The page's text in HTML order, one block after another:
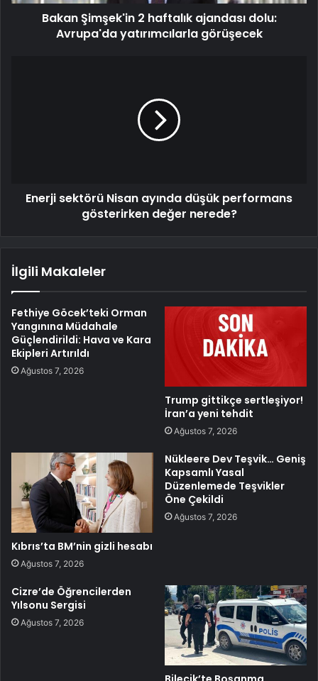
Bakan Şimşek'in 2 haftalık ajandası dolu:
Avrupa'da yatırımcılarla görüşecek
Enerji sektörü Nisan ayında düşük performans
gösterirken değer nerede?
İlgili Makaleler
Fethiye Göcek’teki Orman
Yangınına Müdahale
Güçlendirildi: Hava ve Kara
Ekipleri Artırıldı
Ağustos 7, 2026
Trump gittikçe sertleşiyor!
İran’a yeni tehdit
Ağustos 7, 2026
Kıbrıs’ta BM’nin gizli hesabı
Ağustos 7, 2026
Nükleere Dev Teşvik… Geniş
Kapsamlı Yasal
Düzenlemede Teşvikler
Öne Çekildi
Ağustos 7, 2026
Cizre’de Öğrencilerden
Yılsonu Sergisi
Ağustos 7, 2026